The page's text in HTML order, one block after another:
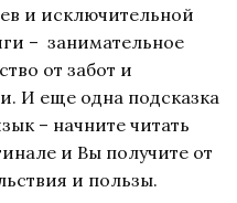
и исключительной
– занимательное
от забот и
И еще одна подсказка
– начните читать
и Вы получите от
и пользы.